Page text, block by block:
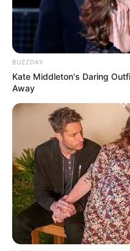
BUZZDAY
Kate Middleton's Daring
Away